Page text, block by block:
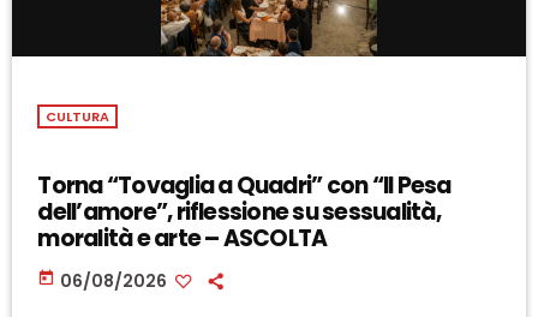
CULTURA
Torna “Tovaglia a Quadri” con “Il Pesa
dell’amore”, riflessione su sessualità,
moralità e arte – ASCOLTA
today 06/08/2026